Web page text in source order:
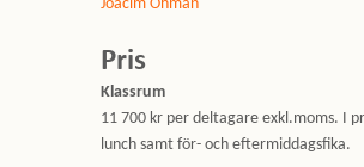
Joacim Öhman
Pris
Klassrum
11 700 kr per deltagare exkl.moms. I
lunch samt för- och eftermiddagsfika.